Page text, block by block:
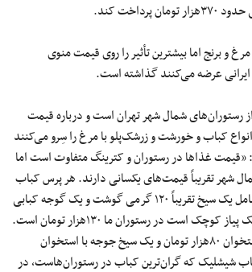
پرداخت کند.
و برنج اما بیشترین تأثیر را روی قیمت منوی
عرضه می‌کنند گذاشته است.
رستوران‌های شمال شهر تهران است و درباره قیمت
کباب و خورشت و زرشک‌پلو با مرغ را سِرو می‌کنند
«قیمت غذاها در رستوران و کترینگ متفاوت است اما
شهر تقریباً قیمت‌های یکسانی دارند. هر پرس کباب
کوبیده گوسفندی که شامل یک سیخ تقریباً ۱۲۰ گرمی گوشت و یک گوجه کبابی
و دو فلفل و یک چهارم یک پیاز کوچک است در رستوران ما ۱۳۰هزار تومان است.
یک سیخ جوجه بدون استخوان ۸۰هزار تومان و یک سیخ جوجه با استخوان
شیشلیک که گران‌ترین کباب در رستوران‌هاست، در